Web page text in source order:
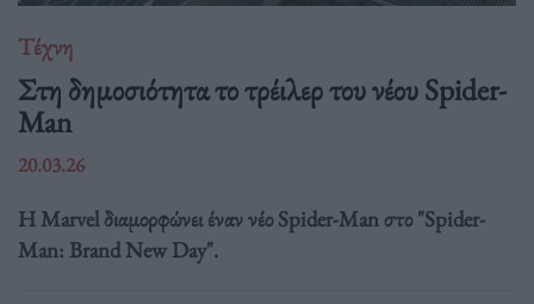
Τέχνη
Στη δημοσιότητα το τρέιλερ του νέου Spider-
Man
20.03.26
Η Marvel διαμορφώνει έναν νέο Spider-Man στο "Spider-
Man: Brand New Day".